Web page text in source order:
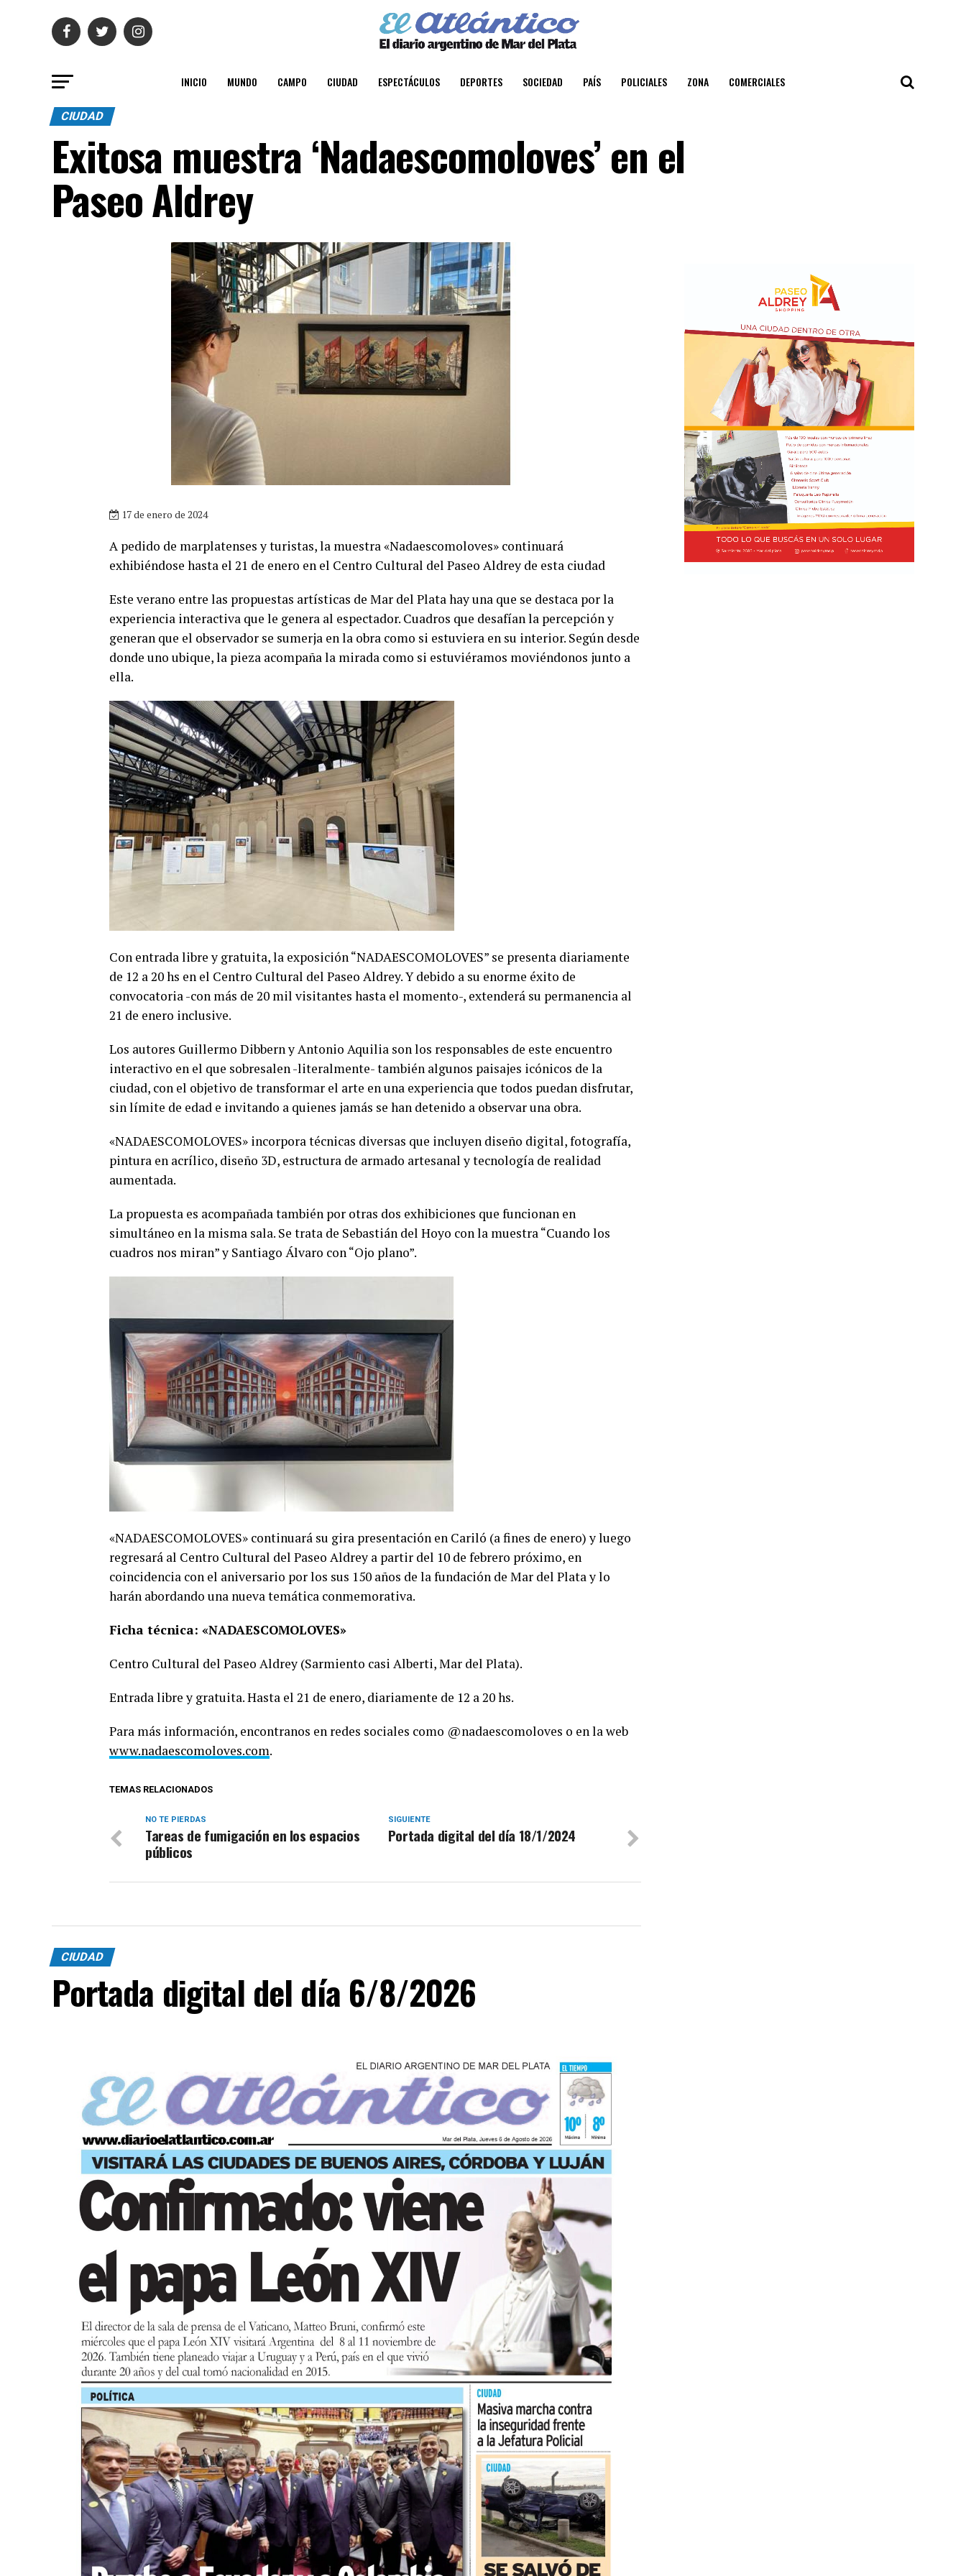
INICIO MUNDO CAMPO CIUDAD ESPECTÁCULOS DEPORTES SOCIEDAD PAÍS POLICIALES ZONA COMERCIALES
CIUDAD
Exitosa muestra ‘Nadaescomoloves’ en el
Paseo Aldrey
17 de enero de 2024
A pedido de marplatenses y turistas, la muestra «Nadaescomoloves» continuará
exhibiéndose hasta el 21 de enero en el Centro Cultural del Paseo Aldrey de esta ciudad
Este verano entre las propuestas artísticas de Mar del Plata hay una que se destaca por la
experiencia interactiva que le genera al espectador. Cuadros que desafían la percepción y
generan que el observador se sumerja en la obra como si estuviera en su interior. Según desde
donde uno ubique, la pieza acompaña la mirada como si estuviéramos moviéndonos junto a
ella.
Con entrada libre y gratuita, la exposición “NADAESCOMOLOVES” se presenta diariamente
de 12 a 20 hs en el Centro Cultural del Paseo Aldrey. Y debido a su enorme éxito de
convocatoria -con más de 20 mil visitantes hasta el momento-, extenderá su permanencia al
21 de enero inclusive.
Los autores Guillermo Dibbern y Antonio Aquilia son los responsables de este encuentro
interactivo en el que sobresalen -literalmente- también algunos paisajes icónicos de la
ciudad, con el objetivo de transformar el arte en una experiencia que todos puedan disfrutar,
sin límite de edad e invitando a quienes jamás se han detenido a observar una obra.
«NADAESCOMOLOVES» incorpora técnicas diversas que incluyen diseño digital, fotografía,
pintura en acrílico, diseño 3D, estructura de armado artesanal y tecnología de realidad
aumentada.
La propuesta es acompañada también por otras dos exhibiciones que funcionan en
simultáneo en la misma sala. Se trata de Sebastián del Hoyo con la muestra “Cuando los
cuadros nos miran” y Santiago Álvaro con “Ojo plano”.
«NADAESCOMOLOVES» continuará su gira presentación en Cariló (a fines de enero) y luego
regresará al Centro Cultural del Paseo Aldrey a partir del 10 de febrero próximo, en
coincidencia con el aniversario por los sus 150 años de la fundación de Mar del Plata y lo
harán abordando una nueva temática conmemorativa.
Ficha técnica: «NADAESCOMOLOVES»
Centro Cultural del Paseo Aldrey (Sarmiento casi Alberti, Mar del Plata).
Entrada libre y gratuita. Hasta el 21 de enero, diariamente de 12 a 20 hs.
Para más información, encontranos en redes sociales como @nadaescomoloves o en la web
www.nadaescomoloves.com.
TEMAS RELACIONADOS
SIGUIENTE
Portada digital del día 18/1/2024
NO TE PIERDAS
Tareas de fumigación en los espacios
públicos
CIUDAD
Portada digital del día 6/8/2026